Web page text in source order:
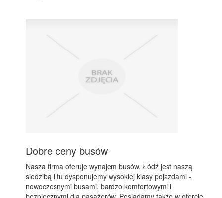
Dobre ceny busów
Nasza firma oferuje wynajem busów. Łódź jest naszą
siedzibą i tu dysponujemy wysokiej klasy pojazdami -
nowoczesnymi busami, bardzo komfortowymi i
bezpiecznymi dla pasażerów. Posiadamy także w ofercie